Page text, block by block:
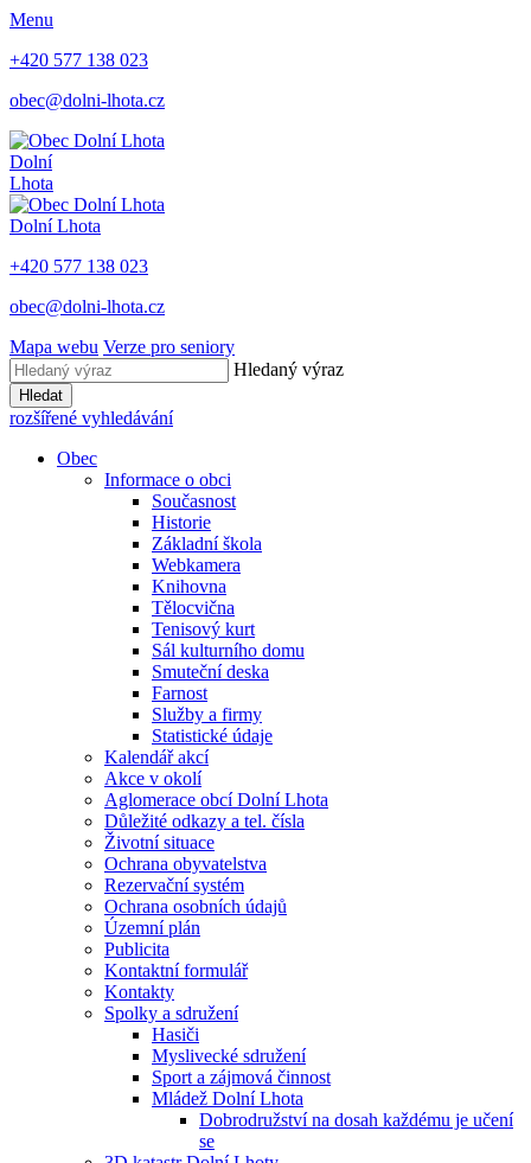
Menu
+420 577 138 023
obec@dolni-lhota.cz
Dolní
Lhota
Dolní Lhota
+420 577 138 023
obec@dolni-lhota.cz
Mapa webu Verze pro seniory
Hledaný výraz
Hledat
rozšířené vyhledávání
Obec
Informace o obci
Současnost
Historie
Základní škola
Webkamera
Knihovna
Tělocvična
Tenisový kurt
Sál kulturního domu
Smuteční deska
Farnost
Služby a firmy
Statistické údaje
Kalendář akcí
Akce v okolí
Aglomerace obcí Dolní Lhota
Důležité odkazy a tel. čísla
Životní situace
Ochrana obyvatelstva
Rezervační systém
Ochrana osobních údajů
Územní plán
Publicita
Kontaktní formulář
Kontakty
Spolky a sdružení
Hasiči
Myslivecké sdružení
Sport a zájmová činnost
Mládež Dolní Lhota
Dobrodružství na dosah každému je učení
se